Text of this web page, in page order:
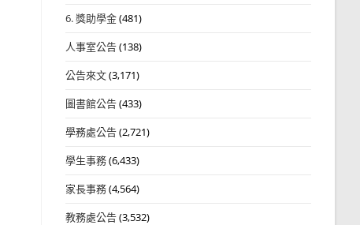
6. 獎助學金(481)
人事室公告(138)
公告來文(3,171)
圖書館公告(433)
學務處公告(2,721)
學生事務(6,433)
家長事務(4,564)
教務處公告(3,532)